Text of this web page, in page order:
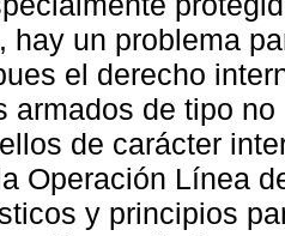
hay un problema
el derecho
armados de tipo
de carácter
Operación Línea
y principios